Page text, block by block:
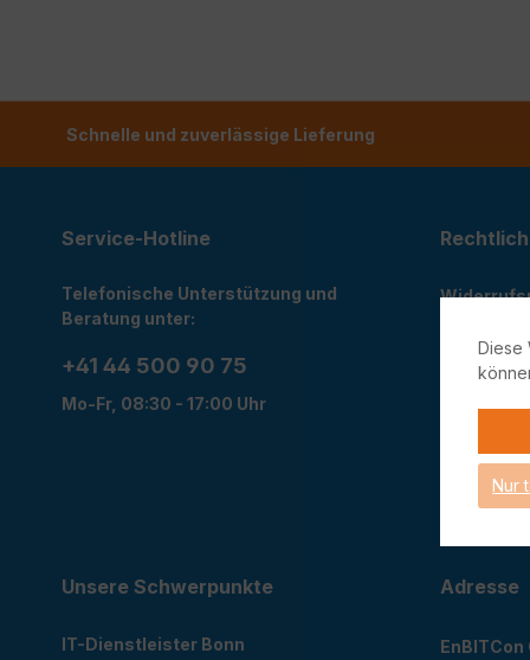
Schnelle und zuverlässige Lieferung
Service-Hotline
Telefonische Unterstützung und
Beratung unter:
+41 44 500 90 75
Mo-Fr, 08:30 - 17:00 Uhr
Unsere Schwerpunkte
IT-Dienstleister Bonn
Adresse
EnBITCon
Diese
Nur